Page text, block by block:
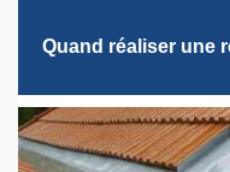
Quand réaliser une